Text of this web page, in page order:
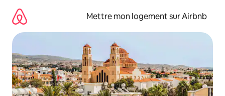
directement
contenu
Mettre mon logement sur Airbnb